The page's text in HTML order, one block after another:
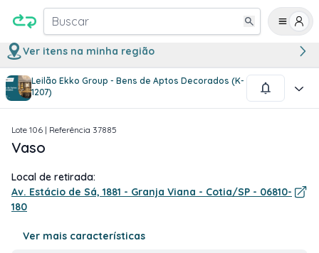
Buscar
Ver itens na minha região
Leilão Ekko Group - Bens de Aptos Decorados (K-
1207)
1/1
Lote 106 | Referência 37885
Vaso
Local de retirada:
Av. Estácio de Sá, 1881 - Granja Viana - Cotia/SP - 06810-
180
Ver mais características